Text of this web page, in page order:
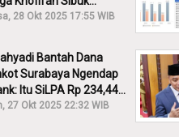
28 Okt 2025 17:55 WIB
Bantah Dana
Surabaya Ngendap
Itu SiLPA Rp 234,44
27 Okt 2025 22:32 WIB